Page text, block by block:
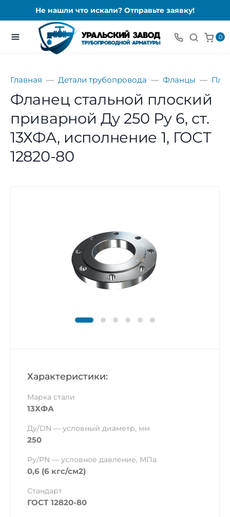
Не нашли что искали? Отправьте заявку!
0
Главная Детали трубопровода Фланцы
Фланец стальной плоский
приварной Ду 250 Ру 6, ст.
13ХФА, исполнение 1, ГОСТ
12820-80
Характеристики:
Марка стали
13ХФА
Ду/DN — условный диаметр, мм
250
Ру/PN — условное давление, МПа
0,6 (6 кгс/см2)
Стандарт
ГОСТ 12820-80